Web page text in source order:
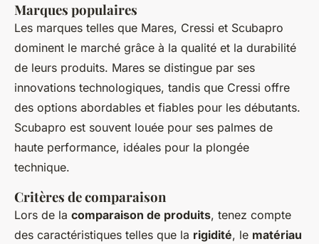
Marques populaires
Les marques telles que Mares, Cressi et Scubapro
dominent le marché grâce à la qualité et la durabilité
de leurs produits. Mares se distingue par ses
innovations technologiques, tandis que Cressi offre
des options abordables et fiables pour les débutants.
Scubapro est souvent louée pour ses palmes de
haute performance, idéales pour la plongée
technique.
Critères de comparaison
Lors de la comparaison de produits, tenez compte
des caractéristiques telles que la rigidité, le matériau